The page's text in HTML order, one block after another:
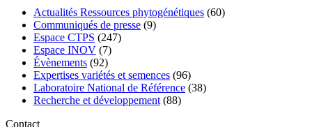
Actualités Ressources phytogénétiques (60)
Communiqués de presse (9)
Espace CTPS (247)
Espace INOV (7)
Évènements (92)
Expertises variétés et semences (96)
Laboratoire National de Référence (38)
Recherche et développement (88)
Contact